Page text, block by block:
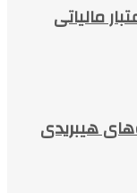
مالیاتی
هیبریدی